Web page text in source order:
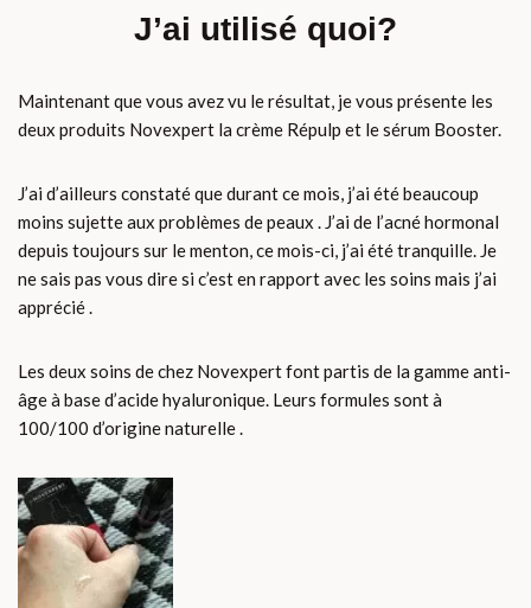
J’ai utilisé quoi?
Maintenant que vous avez vu le résultat, je vous présente les
deux produits Novexpert la crème Répulp et le sérum Booster.
J’ai d’ailleurs constaté que durant ce mois, j’ai été beaucoup
moins sujette aux problèmes de peaux . J’ai de l’acné hormonal
depuis toujours sur le menton, ce mois-ci, j’ai été tranquille. Je
ne sais pas vous dire si c’est en rapport avec les soins mais j’ai
apprécié .
Les deux soins de chez Novexpert font partis de la gamme anti-
âge à base d’acide hyaluronique. Leurs formules sont à
100/100 d’origine naturelle .